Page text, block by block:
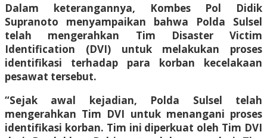
Dalam keterangannya, Kombes Pol Didik
Supranoto menyampaikan bahwa Polda Sulsel
telah mengerahkan Tim Disaster Victim
Identification (DVI) untuk melakukan proses
identifikasi terhadap para korban kecelakaan
pesawat tersebut.
“Sejak awal kejadian, Polda Sulsel telah
mengerahkan Tim DVI untuk menangani proses
identifikasi korban. Tim ini diperkuat oleh Tim DVI